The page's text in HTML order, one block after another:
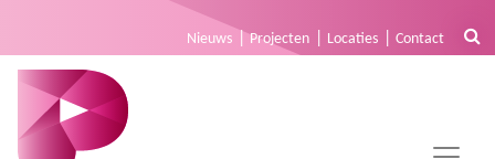
Nieuws Projecten Locaties Contact